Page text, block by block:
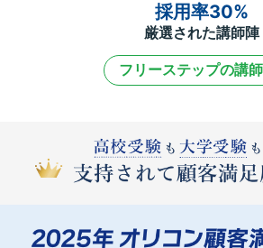
採用率30%
厳選された講師陣
フリーステップの講